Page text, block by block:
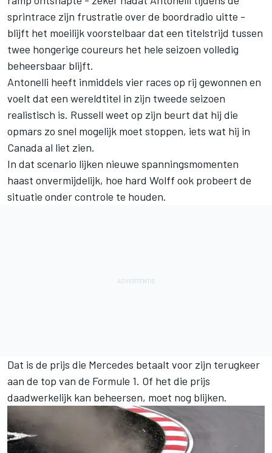
sprintrace zijn frustratie over de boordradio uitte -
blijft het moeilijk voorstelbaar dat een titelstrijd tussen
twee hongerige coureurs het hele seizoen volledig
beheersbaar blijft.
Antonelli heeft inmiddels vier races op rij gewonnen en
voelt dat een wereldtitel in zijn tweede seizoen
realistisch is. Russell weet op zijn beurt dat hij die
opmars zo snel mogelijk moet stoppen, iets wat hij in
Canada al liet zien.
In dat scenario lijken nieuwe spanningsmomenten
haast onvermijdelijk, hoe hard Wolff ook probeert de
situatie onder controle te houden.
Dat is de prijs die Mercedes betaalt voor zijn terugkeer
aan de top van de Formule 1. Of het die prijs
daadwerkelijk kan beheersen, moet nog blijken.